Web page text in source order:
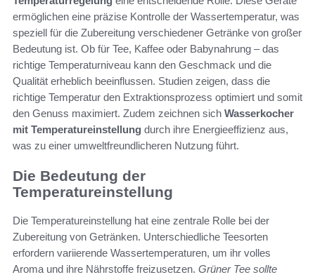
ermöglichen eine präzise Kontrolle der Wassertemperatur, was
speziell für die Zubereitung verschiedener Getränke von großer
Bedeutung ist. Ob für Tee, Kaffee oder Babynahrung – das
richtige Temperaturniveau kann den Geschmack und die
Qualität erheblich beeinflussen. Studien zeigen, dass die
richtige Temperatur den Extraktionsprozess optimiert und somit
den Genuss maximiert. Zudem zeichnen sich Wasserkocher
mit Temperatureinstellung durch ihre Energieeffizienz aus,
was zu einer umweltfreundlicheren Nutzung führt.
Die Bedeutung der
Temperatureinstellung
Die Temperatureinstellung hat eine zentrale Rolle bei der
Zubereitung von Getränken. Unterschiedliche Teesorten
erfordern variierende Wassertemperaturen, um ihr volles
Aroma und ihre Nährstoffe freizusetzen. Grüner Tee sollte